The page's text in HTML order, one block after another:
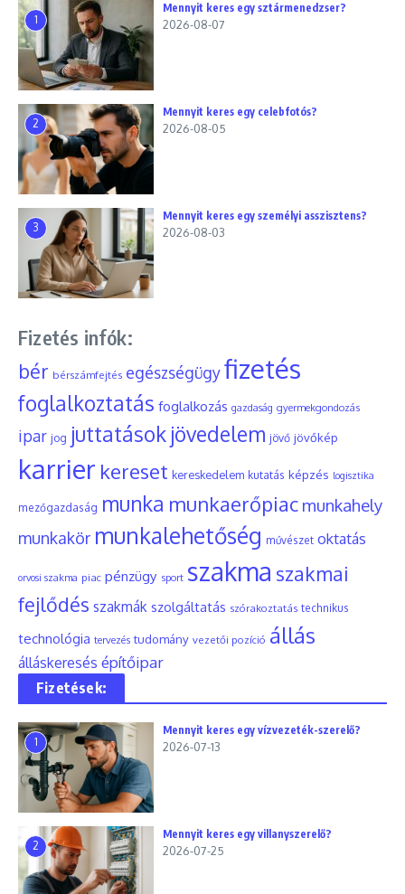
1
Mennyit keres egy sztármenedzser?
2026-08-07
2
Mennyit keres egy celebfotós?
2026-08-05
3
Mennyit keres egy személyi asszisztens?
2026-08-03
Fizetés infók:
bér bérszámfejtés egészségügyfizetés
foglalkoztatás foglalkozás gazdaság gyermekgondozás
ipar jog juttatások jövedelem jövő jövőkép
karrier kereset kereskedelem kutatás képzés logisztika
mezőgazdaság munka munkaerőpiac munkahely
munkakör munkalehetőség művészet oktatás
orvosi szakma piac pénzügy sport szakma szakmai
fejlődés szakmák szolgáltatás szórakoztatás technikus
technológia tervezés tudomány vezetői pozíció állás
álláskeresés építőipar
Fizetések:
1
Mennyit keres egy vízvezeték-szerelő?
2026-07-13
2
Mennyit keres egy villanyszerelő?
2026-07-25